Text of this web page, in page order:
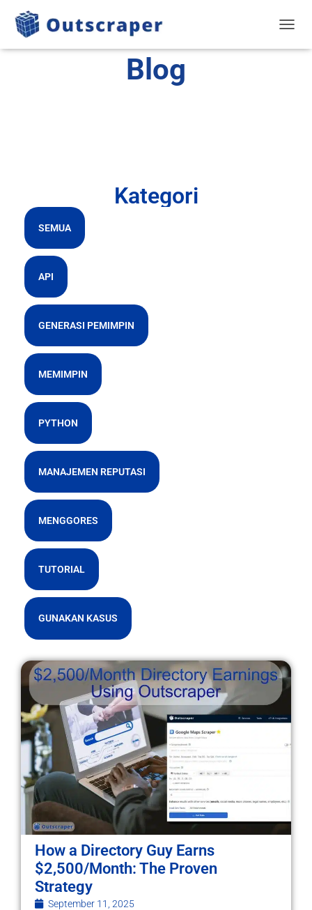
Blog
Kategori
SEMUA
API
GENERASI PEMIMPIN
MEMIMPIN
PYTHON
MANAJEMEN REPUTASI
MENGGORES
TUTORIAL
GUNAKAN KASUS
How a Directory Guy Earns
$2,500/Month: The Proven
Strategy
September 11, 2025